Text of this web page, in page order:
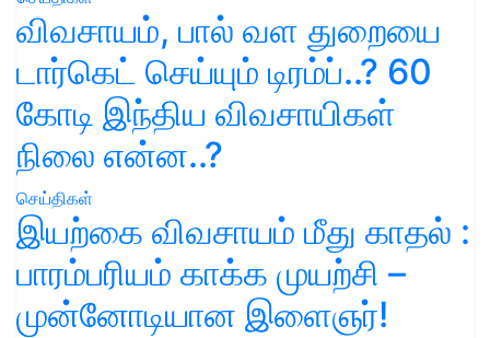
விவசாயம், பால் வள துறையை
டார்கெட் செய்யும் டிரம்ப்..? 60
கோடி இந்திய விவசாயிகள்
நிலை என்ன..?
செய்திகள்
இயற்கை விவசாயம் மீது காதல் :
பாரம்பரியம் காக்க முயற்சி –
முன்னோடியான இளைஞர்!